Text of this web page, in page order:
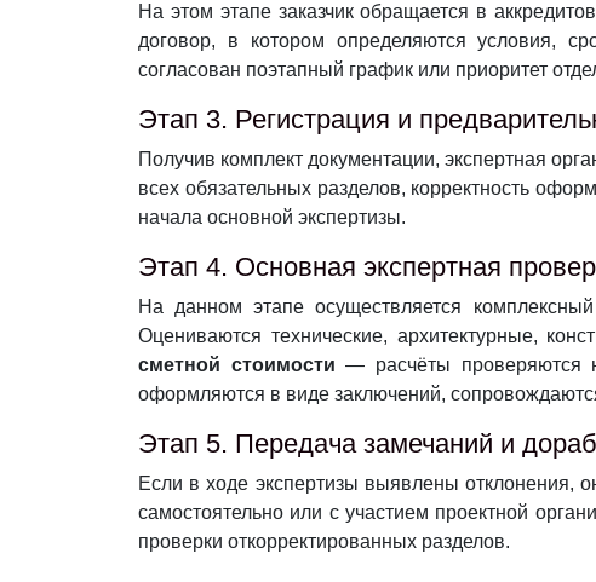
На этом этапе заказчик обращается в
договор, в котором определяются условия,
согласован поэтапный график или приоритет
Этап 3. Регистрация и
Получив комплект документации, экспертная
всех обязательных разделов, корректность
начала основной экспертизы.
Этап 4. Основная экспертная
На данном этапе осуществляется комплексный
Оцениваются технические, архитектурные,
сметной стоимости — расчёты проверяются
оформляются в виде заключений,
Этап 5. Передача замечаний и
Если в ходе экспертизы выявлены отклонения,
самостоятельно или с участием проектной
проверки откорректированных разделов.